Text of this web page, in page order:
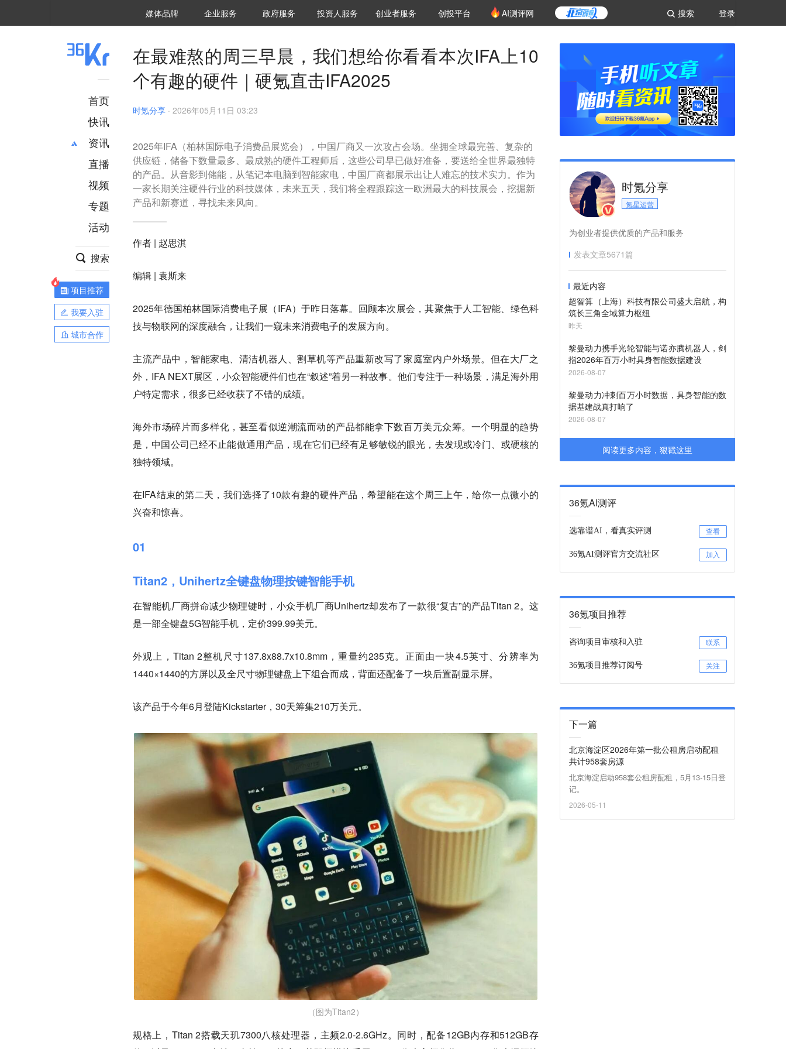
登录
搜索
媒体品牌 36Kr研究院
企业服务 城市之窗
政府服务 VClub投资机构库
投资机构职位推介
投资人服务 创投氪堂
创业者服务 创投平台 AI测评网
首页
快讯
资讯
推荐
财经
项目推荐
安徽
直播
视频
专题
活动
搜索
项目推荐
我要入驻
城市合作
在最难熬的周三早晨，我们想给你看看本次IFA上10
个有趣的硬件｜硬氪直击IFA2025
时氪分享 · 2026年05月11日 03:23
2025年IFA（柏林国际电子消费品展览会），中国厂商又一次攻占会场。坐拥全球最完善、复杂的
供应链，储备下数量最多、最成熟的硬件工程师后，这些公司早已做好准备，要送给全世界最独特
的产品。从音影到储能，从笔记本电脑到智能家电，中国厂商都展示出让人难忘的技术实力。作为
一家长期关注硬件行业的科技媒体，未来五天，我们将全程跟踪这一欧洲最大的科技展会，挖掘新
产品和新赛道，寻找未来风向。
作者 | 赵思淇
编辑 | 袁斯来
2025年德国柏林国际消费电子展（IFA）于昨日落幕。回顾本次展会，其聚焦于人工智能、绿色科
技与物联网的深度融合，让我们一窥未来消费电子的发展方向。
主流产品中，智能家电、清洁机器人、割草机等产品重新改写了家庭室内户外场景。但在大厂之
外，IFA NEXT展区，小众智能硬件们也在“叙述”着另一种故事。他们专注于一种场景，满足海外用
户特定需求，很多已经收获了不错的成绩。
海外市场碎片而多样化，甚至看似逆潮流而动的产品都能拿下数百万美元众筹。一个明显的趋势
是，中国公司已经不止能做通用产品，现在它们已经有足够敏锐的眼光，去发现或冷门、或硬核的
独特领域。
在IFA结束的第二天，我们选择了10款有趣的硬件产品，希望能在这个周三上午，给你一点微小的
兴奋和惊喜。
01
Titan2，Unihertz全键盘物理按键智能手机
在智能机厂商拼命减少物理键时，小众手机厂商Unihertz却发布了一款很“复古”的产品Titan 2。这
是一部全键盘5G智能手机，定价399.99美元。
外观上，Titan 2整机尺寸137.8x88.7x10.8mm，重量约235克。正面由一块4.5英寸、分辨率为
1440×1440的方屏以及全尺寸物理键盘上下组合而成，背面还配备了一块后置副显示屏。
该产品于今年6月登陆Kickstarter，30天筹集210万美元。
（图为Titan2）
规格上，Titan 2搭载天玑7300八核处理器，主频2.0-2.6GHz。同时，配备12GB内存和512GB存
时氪分享
氪星运营
为创业者提供优质的产品和服务
发表文章5671篇
最近内容
超智算（上海）科技有限公司盛大启航，构
筑长三角全域算力枢纽
昨天
黎曼动力携手光轮智能与诺亦腾机器人，剑
指2026年百万小时具身智能数据建设
2026-08-07
黎曼动力冲刺百万小时数据，具身智能的数
据基建战真打响了
2026-08-07
阅读更多内容，狠戳这里
36氪AI测评
选靠谱AI，看真实评测 查看
36氪AI测评官方交流社区 加入
36氪项目推荐
咨询项目审核和入驻 联系
36氪项目推荐订阅号 关注
下一篇
北京海淀区2026年第一批公租房启动配租
共计958套房源
北京海淀启动958套公租房配租，5月13-15日登
记。
2026-05-11